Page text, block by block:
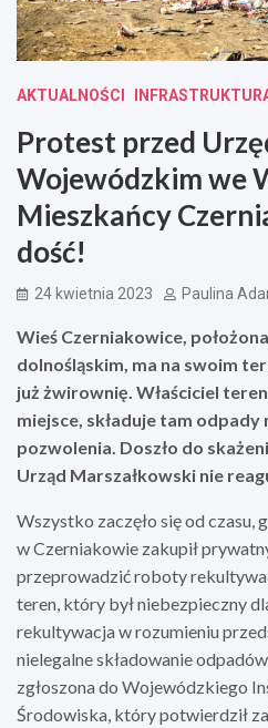
AKTUALNOŚCI
Protest przed
Wojewódzkim we
Mieszkańcy
dość!
24 kwietnia 2023 Paulina
Wieś Czerniakowice,
dolnośląskim, ma na swoim
już żwirownię. Właściciel
miejsce, składuje tam odpady
pozwolenia. Doszło do
Urząd Marszałkowski nie
Wszystko zaczęło się od czasu,
w Czerniakowie zakupił
przeprowadzić roboty
teren, który był niebezpieczny
rekultywacja w rozumieniu
nielegalne składowanie
zgłoszona do Wojewódzkiego
Środowiska, który potwierdził